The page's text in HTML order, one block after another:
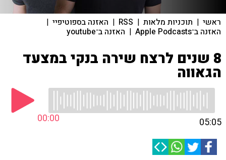
ראשי | תוכניות מלאות |
RSS
| האזנה בספוטיפיי |
האזנה ב־Apple Podcasts | האזנה ב־youtube
8 שנים לרצח שירה בנקי במצעד
הגאווה
00:00 05:05